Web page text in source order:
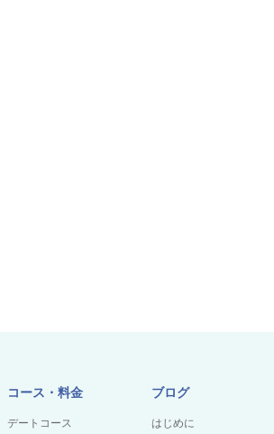
コース・料金
デートコース
ブログ
はじめに